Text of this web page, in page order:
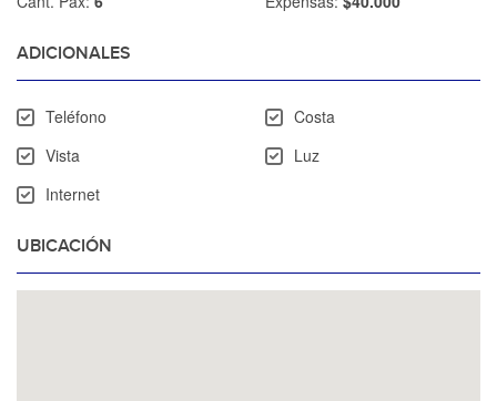
ADICIONALES
Teléfono
Costa
Vista
Luz
Internet
UBICACIÓN